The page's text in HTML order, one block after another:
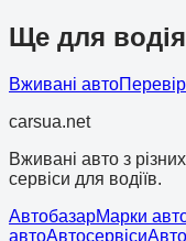
Ще для водія
Вживані авто
carsua.net
Вживані авто з
сервіси для водіїв.
АвтобазарМарки
автоАвтосервіси